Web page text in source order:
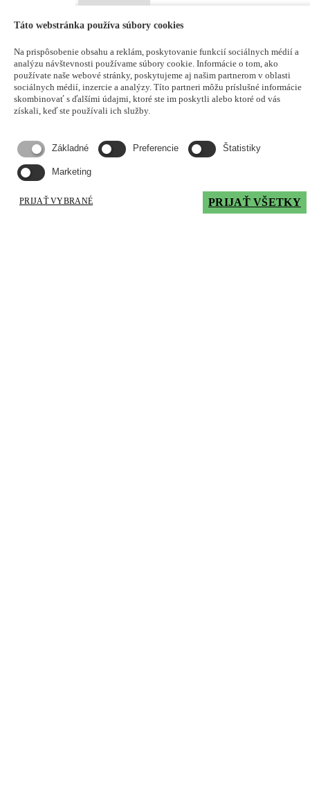
Prístrojové vybavenie
COVID-19
Kompletná ponuka na diagnostiku ochorenia Covid-19,
diferenciáciu a potvrdenie všetkých variantov, stanovenie
protilátok po očkovaní alebo po prekonaní.
Táto webstránka používa súbory cookies
Na prispôsobenie obsahu a reklám, poskytovanie funkcií sociálnych médií a
analýzu návštevnosti používame súbory cookie. Informácie o tom, ako
používate naše webové stránky, poskytujeme aj našim partnerom v oblasti
sociálnych médií, inzercie a analýzy. Títo partneri môžu príslušné informácie
skombinovať s ďalšími údajmi, ktoré ste im poskytli alebo ktoré od vás
získali, keď ste používali ich služby.
Základné Preferencie Štatistiky
Marketing
PRIJAŤ VYBRANÉ PRIJAŤ VŠETKY